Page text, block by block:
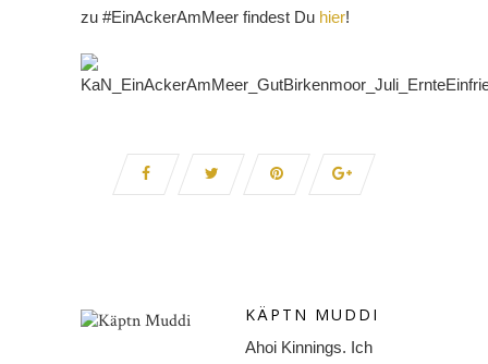
zu #EinAckerAmMeer findest Du hier!
KÄPTN MUDDI
Ahoi Kinnings. Ich